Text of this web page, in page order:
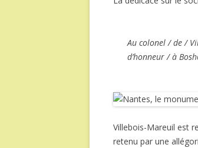
Au colonel / de /
d’honneur / à
Villebois-Mareuil est
retenu par une